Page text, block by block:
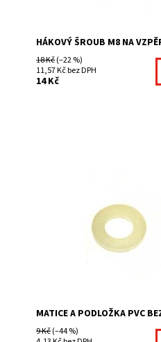
HÁKOVÝ ŠROUB M8 NA
18 Kč(–22 %)
11,57 Kč bez DPH
14 Kč
Na
KRY38-302
Fence
MATICE A PODLOŽKA PVC
9 Kč(–44 %)